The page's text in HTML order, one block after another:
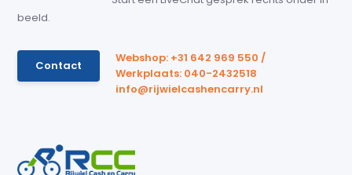
beeld.
Contact
Webshop: +31 642 969 550 /
Werkplaats: 040-2432518
info@rijwielcashencarry.nl